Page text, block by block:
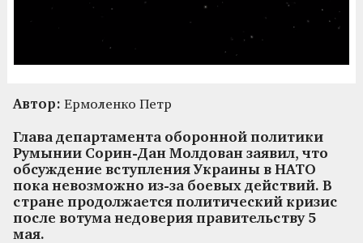
Автор: Ермоленко Петр
Глава департамента оборонной политики
Румынии Сорин-Дан Молдован заявил, что
обсуждение вступления Украины в НАТО
пока невозможно из-за боевых действий. В
стране продолжается политический кризис
после вотума недоверия правительству 5
мая.